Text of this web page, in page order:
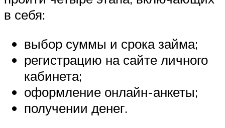
в себя:
выбор суммы и срока займа;
регистрацию на сайте личного
кабинета;
оформление онлайн-анкеты;
получении денег.